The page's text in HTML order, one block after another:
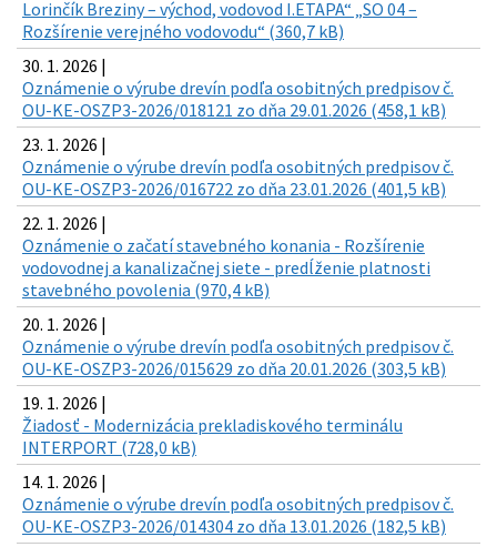
Lorinčík Breziny – východ, vodovod I.ETAPA“ „SO 04 –
Rozšírenie verejného vodovodu“ (360,7 kB)
30. 1. 2026 |
Oznámenie o výrube drevín podľa osobitných predpisov č.
OU-KE-OSZP3-2026/018121 zo dňa 29.01.2026 (458,1 kB)
23. 1. 2026 |
Oznámenie o výrube drevín podľa osobitných predpisov č.
OU-KE-OSZP3-2026/016722 zo dňa 23.01.2026 (401,5 kB)
22. 1. 2026 |
Oznámenie o začatí stavebného konania - Rozšírenie
vodovodnej a kanalizačnej siete - predĺženie platnosti
stavebného povolenia (970,4 kB)
20. 1. 2026 |
Oznámenie o výrube drevín podľa osobitných predpisov č.
OU-KE-OSZP3-2026/015629 zo dňa 20.01.2026 (303,5 kB)
19. 1. 2026 |
Žiadosť - Modernizácia prekladiskového terminálu
INTERPORT (728,0 kB)
14. 1. 2026 |
Oznámenie o výrube drevín podľa osobitných predpisov č.
OU-KE-OSZP3-2026/014304 zo dňa 13.01.2026 (182,5 kB)